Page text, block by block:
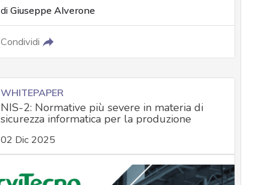
di Giuseppe Alverone
Condividi
WHITEPAPER
NIS-2: Normative più severe in materia di
sicurezza informatica per la produzione
02 Dic 2025